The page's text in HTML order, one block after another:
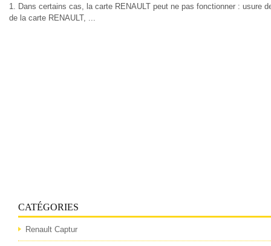
1. Dans certains cas, la carte RENAULT peut ne pas fonctionner : usure
de la carte RENAULT, ...
CATÉGORIES
Renault Captur